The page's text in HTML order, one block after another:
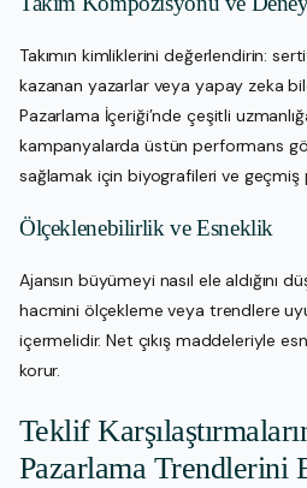
Takımın kimliklerini değerlendirin:
kazanan yazarlar veya yapay zeka
Pazarlama İçeriği’nde çeşitli
kampanyalarda üstün performans
sağlamak için biyografileri ve geçmiş
Ölçeklenebilirlik ve Esneklik
Ajansın büyümeyi nasıl ele aldığını
hacmini ölçekleme veya trendlere
içermelidir. Net çıkış maddeleriyle
korur.
Teklif
Pazarlama Trendlerini